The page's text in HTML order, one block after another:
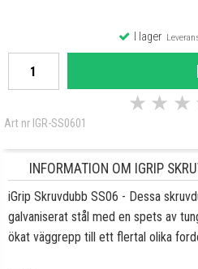
I lager
★ ★ ★
Art nr IGR-SS0601
INFORMATION OM IGRIP
iGrip Skruvdubb SS06 - Dessa
galvaniserat stål med en spets av
ökat väggrepp till ett flertal olika